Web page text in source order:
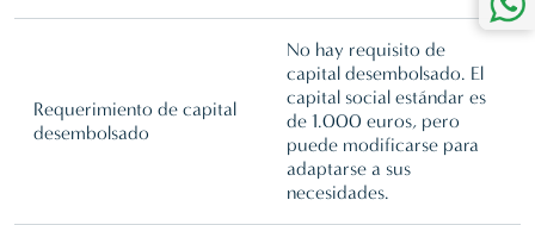
Requerimiento de capital
desembolsado
No hay requisito de
capital desembolsado. El
capital social estándar es
de 1.000 euros, pero
puede modificarse para
adaptarse a sus
necesidades.